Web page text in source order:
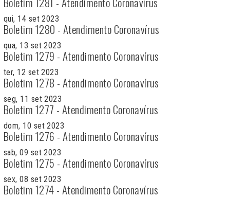
qui, 14 set 2023
Boletim 1280 - Atendimento Coronavírus
qua, 13 set 2023
Boletim 1279 - Atendimento Coronavírus
ter, 12 set 2023
Boletim 1278 - Atendimento Coronavírus
seg, 11 set 2023
Boletim 1277 - Atendimento Coronavírus
dom, 10 set 2023
Boletim 1276 - Atendimento Coronavírus
sab, 09 set 2023
Boletim 1275 - Atendimento Coronavírus
sex, 08 set 2023
Boletim 1274 - Atendimento Coronavírus